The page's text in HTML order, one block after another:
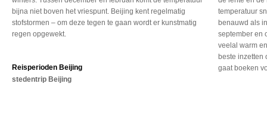
bijna niet boven het vriespunt. Beijing kent regelmatig
stofstormen – om deze tegen te gaan wordt er kunstmatig
regen opgewekt.
Reisperioden Beijing
stedentrip Beijing
temperatuur
benauwd als
september en
veelal warm
beste inzetten
gaat boeken